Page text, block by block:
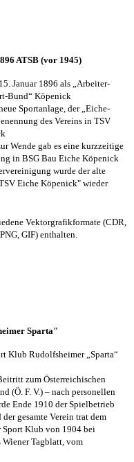
ATSB (vor 1945)
Januar 1896 als „Arbeiter-
Bund“ Köpenick
Sportanlage, der „Eiche-
des Vereins in TSV
Wende gab es eine kurzzeitige
in BSG Bau Eiche Köpenick
wurde der alte
Eiche Köpenick" wieder
Vektorgrafikformate (CDR,
GIF) enthalten.
Sparta"
Klub Rudolfsheimer „Sparta“
zum Österreichischen
(Ö. F. V.) – nach personellen
Ende 1910 der Spielbetrieb
gesamte Verein trat dem
Sport Klub von 1904 bei
Wiener Tagblatt, vom